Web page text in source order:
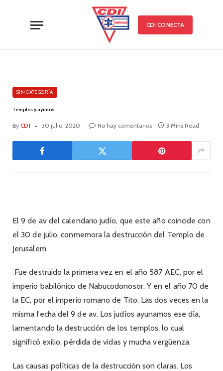
CDI CONECTA
SIN CATEGORÍA
Templos y ayunos
By CDI 30 julio, 2020 No hay comentarios 3 Mins Read
El 9 de av del calendario judío, que este año coincide con
el 30 de julio, conmemora la destrucción del Templo de
Jerusalem.
Fue destruido la primera vez en el año 587 AEC, por el
imperio babilónico de Nabucodonosor. Y en el año 70 de
la EC, por el imperio romano de Tito. Las dos veces en la
misma fecha del 9 de av. Los judíos ayunamos ese día,
lamentando la destrucción de los templos, lo cual
significó exilio, pérdida de vidas y mucha vergüenza.
Las causas políticas de la destrucción son claras. Los